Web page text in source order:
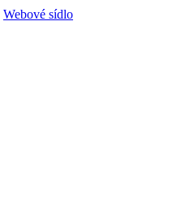
Webové sídlo